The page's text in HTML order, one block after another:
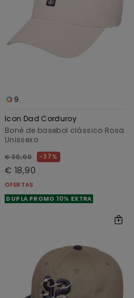
9
Icon Dad Corduroy
Boné de basebol clássico Rosa
Unissexo
€ 30,00 37%
€ 18,90
OFERTAS
DUPLA PROMO 10% EXTRA